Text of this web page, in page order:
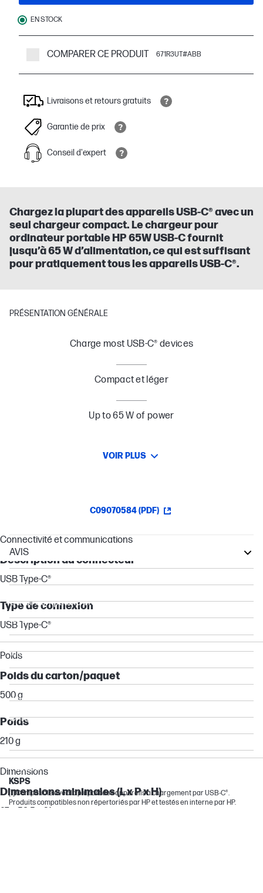
EN STOCK
COMPARER CE PRODUIT 671R3UT#ABB
Livraisons et retours gratuits
Garantie de prix
Conseil d'expert
Chargez la plupart des appareils USB-C® avec un
seul chargeur compact. Le chargeur pour
ordinateur portable HP 65W USB-C fournit
jusqu’à 65 W d’alimentation, ce qui est suffisant
pour pratiquement tous les appareils USB-C®.
PRÉSENTATION GÉNÉRALE
Charge most USB-C® devices
Compact et léger
Up to 65 W of power
VOIR PLUS
C09070584 (PDF)
Connectivité et communications
Description du connecteur
USB Type-C®
Type de connexion
USB Type-C®
Poids
Poids du carton/paquet
500 g
Poids
210 g
Dimensions
Dimensions minimales (L x P x H)
97 x 53,5 x 21 mm
AVIS
EliteBook
ProBook
Other compatible products
ZBook
Pro
Elite
Dragonfly
ZHAN
ENVY
Chromebox
Chromebook
Mobile Thin Client
Pavilion
KSPS
[1] Compatible avec la plupart des appareils à chargement par USB-C®.
Produits compatibles non répertoriés par HP et testés en interne par HP.